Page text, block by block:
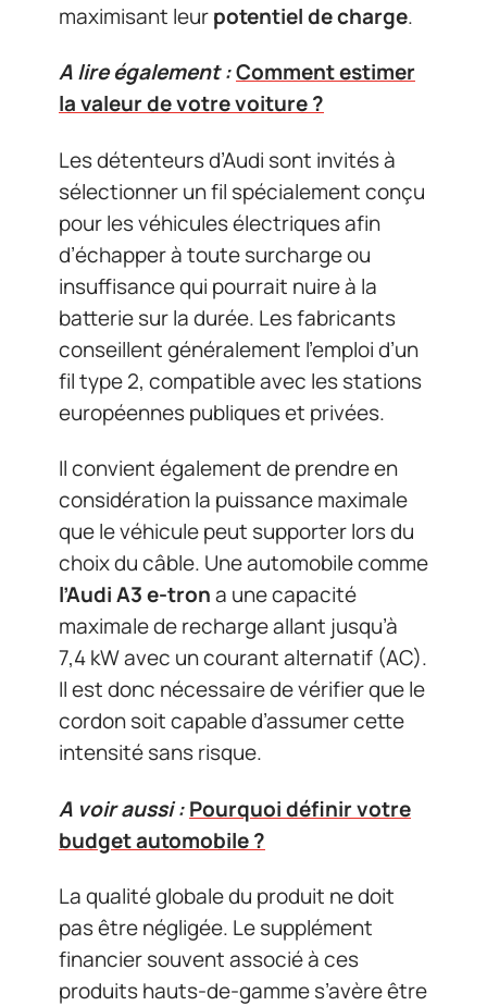
maximisant leurpotentiel de charge.
A lire également :Comment estimer
la valeur de votre voiture ?
Les détenteurs d’Audi sont invités à
sélectionner un fil spécialement conçu
pour les véhicules électriques afin
d’échapper à toute surcharge ou
insuffisance qui pourrait nuire à la
batterie sur la durée. Les fabricants
conseillent généralement l’emploi d’un
fil type 2, compatible avec les stations
européennes publiques et privées.
Il convient également de prendre en
considération la puissance maximale
que le véhicule peut supporter lors du
choix du câble. Une automobile comme
l’Audi A3 e-trona une capacité
maximale de recharge allant jusqu’à
7,4 kW avec un courant alternatif (AC).
Il est donc nécessaire de vérifier que le
cordon soit capable d’assumer cette
intensité sans risque.
A voir aussi :Pourquoi définir votre
budget automobile ?
La qualité globale du produit ne doit
pas être négligée. Le supplément
financier souvent associé à ces
produits hauts-de-gamme s’avère être